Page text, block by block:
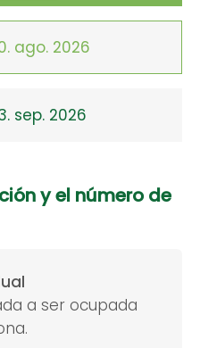
ago. 2026
sep. 2026
y el número de
a ser ocupada